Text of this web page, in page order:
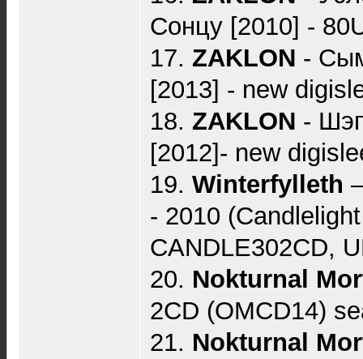
Сонцу [2010] -
17. ZAKLON -
[2013] - new
18. ZAKLON -
[2012]- new
19. Winterfylleth
- 2010
CANDLE302CD,
20. Nokturnal
2CD (OMCD14)
21. Nokturnal